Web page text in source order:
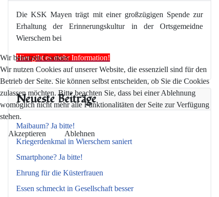
Die KSK Mayen trägt mit einer großzügigen Spende zur
Erhaltung der Erinnerungskultur in der Ortsgemeidne
Wierschem bei
Hier gibt es mehr Information!
Neueste Beiträge
Maibaum? Ja bitte!
Kriegerdenkmal in Wierschem saniert
Smartphone? Ja bitte!
Ehrung für die Küsterfrauen
Essen schmeckt in Gesellschaft besser
Wir benutzen Cookies
Wir nutzen Cookies auf unserer Website, die essenziell sind für den
Betrieb der Seite. Sie können selbst entscheiden, ob Sie die Cookies
zulassen möchten. Bitte beachten Sie, dass bei einer Ablehnung
womöglich nicht mehr alle Funktionalitäten der Seite zur Verfügung
stehen.
Akzeptieren Ablehnen